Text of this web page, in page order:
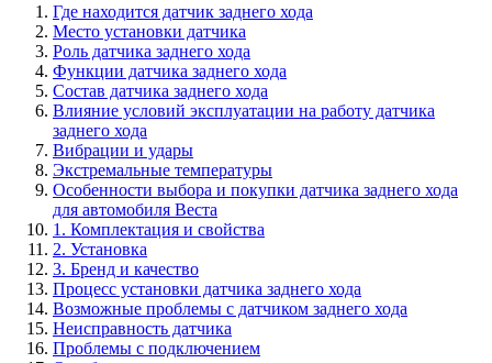
Где находится датчик заднего хода
Место установки датчика
Роль датчика заднего хода
Функции датчика заднего хода
Состав датчика заднего хода
Влияние условий эксплуатации на работу датчика
заднего хода
Вибрации и удары
Экстремальные температуры
Особенности выбора и покупки датчика заднего хода
для автомобиля Веста
1. Комплектация и свойства
2. Установка
3. Бренд и качество
Процесс установки датчика заднего хода
Возможные проблемы с датчиком заднего хода
Неисправность датчика
Проблемы с подключением